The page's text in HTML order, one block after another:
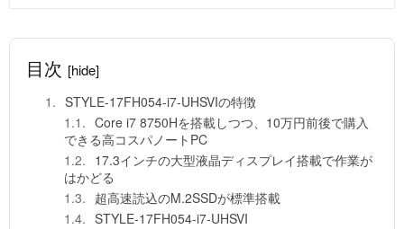
目次 [hide]
STYLE-17FH054-i7-UHSVIの特徴
Core i7 8750Hを搭載しつつ、10万円前後で購入
できる高コスパノートPC
17.3インチの大型液晶ディスプレイ搭載で作業が
はかどる
超高速読込のM.2SSDが標準搭載
STYLE-17FH054-i7-UHSVI